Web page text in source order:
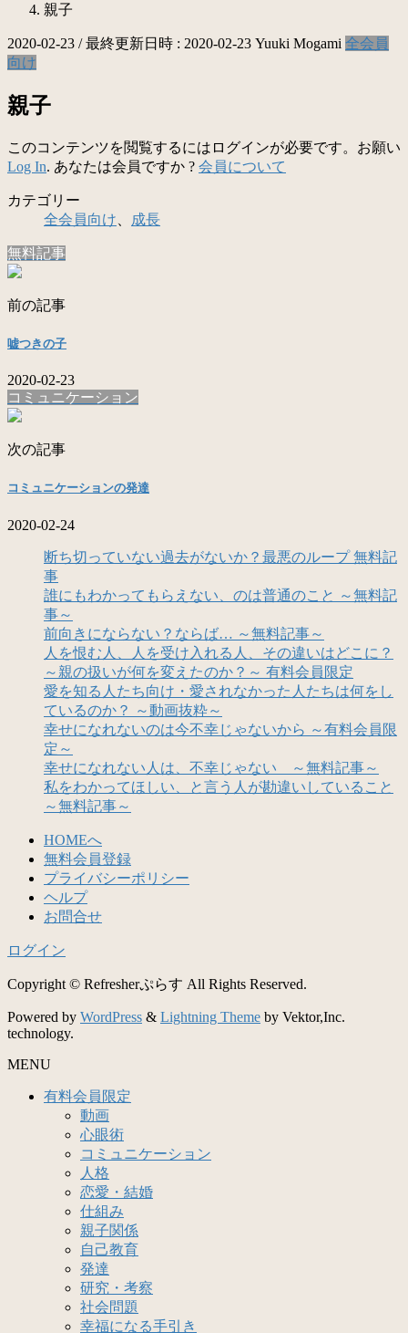
親子
2020-02-23 / 最終更新日時 : 2020-02-23 Yuuki Mogami 全会員
向け
親子
このコンテンツを閲覧するにはログインが必要です。お願い
Log In. あなたは会員ですか ? 会員について
カテゴリー
全会員向け
成長
無料記事
前の記事
嘘つきの子
2020-02-23
コミュニケーション
次の記事
コミュニケーションの発達
2020-02-24
断ち切っていない過去がないか？最悪のループ 無料記
事
誰にもわかってもらえない、のは普通のこと ～無料記
事～
前向きにならない？ならば… ～無料記事～
人を恨む人、人を受け入れる人、その違いはどこに？
～親の扱いが何を変えたのか？～ 有料会員限定
愛を知る人たち向け・愛されなかった人たちは何をし
ているのか？ ～動画抜粋～
幸せになれないのは今不幸じゃないから ～有料会員限
定～
幸せになれない人は、不幸じゃない ～無料記事～
私をわかってほしい、と言う人が勘違いしていること
～無料記事～
HOMEへ
無料会員登録
プライバシーポリシー
ヘルプ
お問合せ
ログイン
Copyright © Refresherぷらす All Rights Reserved.
Powered by WordPress & Lightning Theme by Vektor,Inc.
technology.
MENU
有料会員限定
動画
心眼術
コミュニケーション
人格
恋愛・結婚
仕組み
親子関係
自己教育
発達
研究・考察
社会問題
幸福になる手引き